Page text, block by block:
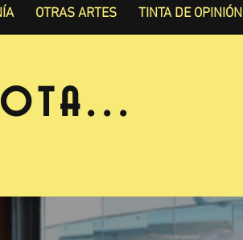
OTRAS ARTES TINTA DE OPINIÓN